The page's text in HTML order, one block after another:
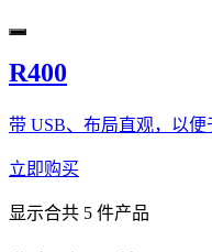
R400
带 USB、布局直观，以便
立即购买
显示合共 5 件产品